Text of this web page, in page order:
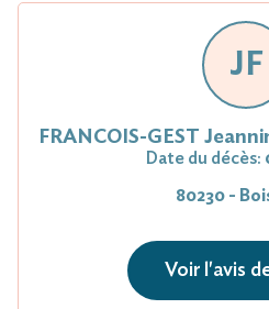
JF
FRANCOIS-GEST
Date du décès:
80230 -
Voir l'avis